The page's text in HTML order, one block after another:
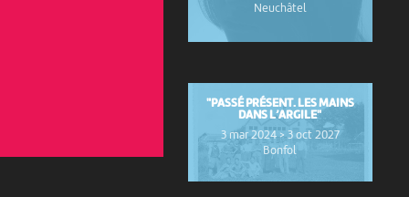
Neuchâtel
"PASSÉ PRÉSENT. LES MAINS
DANS L’ARGILE"
3 mar 2024 > 3 oct 2027
Bonfol